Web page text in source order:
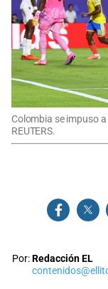
Colombia se impuso
REUTERS.
Por:Redacción EL